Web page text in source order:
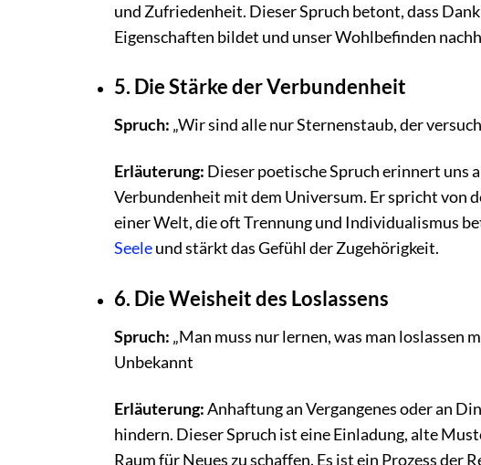
und Zufriedenheit. Dieser Spruch betont, dass
Eigenschaften bildet und unser Wohlbefinden
5. Die Stärke der Verbundenheit
Spruch: „Wir sind alle nur Sternenstaub, der
Erläuterung: Dieser poetische Spruch erinnert uns
Verbundenheit mit dem Universum. Er spricht von
einer Welt, die oft Trennung und Individualismus
Seeleund stärkt das Gefühl der Zugehörigkeit.
6. Die Weisheit des Loslassens
Spruch: „Man muss nur lernen, was man loslassen
Unbekannt
Erläuterung:Anhaftung an Vergangenes oder an
hindern. Dieser Spruch ist eine Einladung, alte
Raum für Neues zu schaffen. Es ist ein Prozess der